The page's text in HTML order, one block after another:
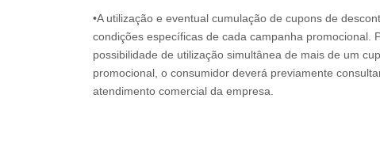
•A utilização e eventual cumulação de cupons de
condições específicas de cada campanha promocional.
possibilidade de utilização simultânea de mais de um
promocional, o consumidor deverá previamente
atendimento comercial da empresa.